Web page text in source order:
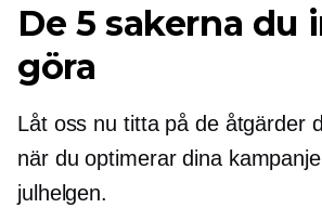
De 5 sakerna du
göra
Låt oss nu titta på de åtgärder
när du optimerar dina
julhelgen.